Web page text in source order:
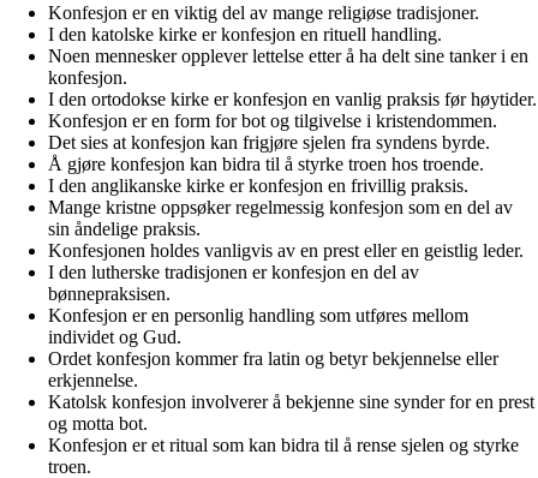
Konfesjon er en viktig del av mange religiøse tradisjoner.
I den katolske kirke er konfesjon en rituell handling.
Noen mennesker opplever lettelse etter å ha delt sine tanker i en
konfesjon.
I den ortodokse kirke er konfesjon en vanlig praksis før høytider.
Konfesjon er en form for bot og tilgivelse i kristendommen.
Det sies at konfesjon kan frigjøre sjelen fra syndens byrde.
Å gjøre konfesjon kan bidra til å styrke troen hos troende.
I den anglikanske kirke er konfesjon en frivillig praksis.
Mange kristne oppsøker regelmessig konfesjon som en del av
sin åndelige praksis.
Konfesjonen holdes vanligvis av en prest eller en geistlig leder.
I den lutherske tradisjonen er konfesjon en del av
bønnepraksisen.
Konfesjon er en personlig handling som utføres mellom
individet og Gud.
Ordet konfesjon kommer fra latin og betyr bekjennelse eller
erkjennelse.
Katolsk konfesjon involverer å bekjenne sine synder for en prest
og motta bot.
Konfesjon er et ritual som kan bidra til å rense sjelen og styrke
troen.